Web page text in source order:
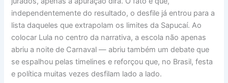
independentemente do resultado, o desfile já entrou para a
lista daqueles que extrapolam os limites da Sapucaí. Ao
colocar Lula no centro da narrativa, a escola não apenas
abriu a noite de Carnaval — abriu também um debate que
se espalhou pelas timelines e reforçou que, no Brasil, festa
e política muitas vezes desfilam lado a lado.